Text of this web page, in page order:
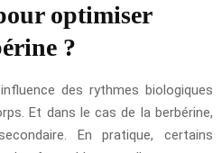
optimiser
?
des rythmes biologiques
Et dans le cas de la berbérine,
En pratique, certains